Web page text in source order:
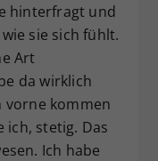
hinterfragt und
sie sich fühlt.
Art
da wirklich
vorne kommen
ich, stetig. Das
Ich habe